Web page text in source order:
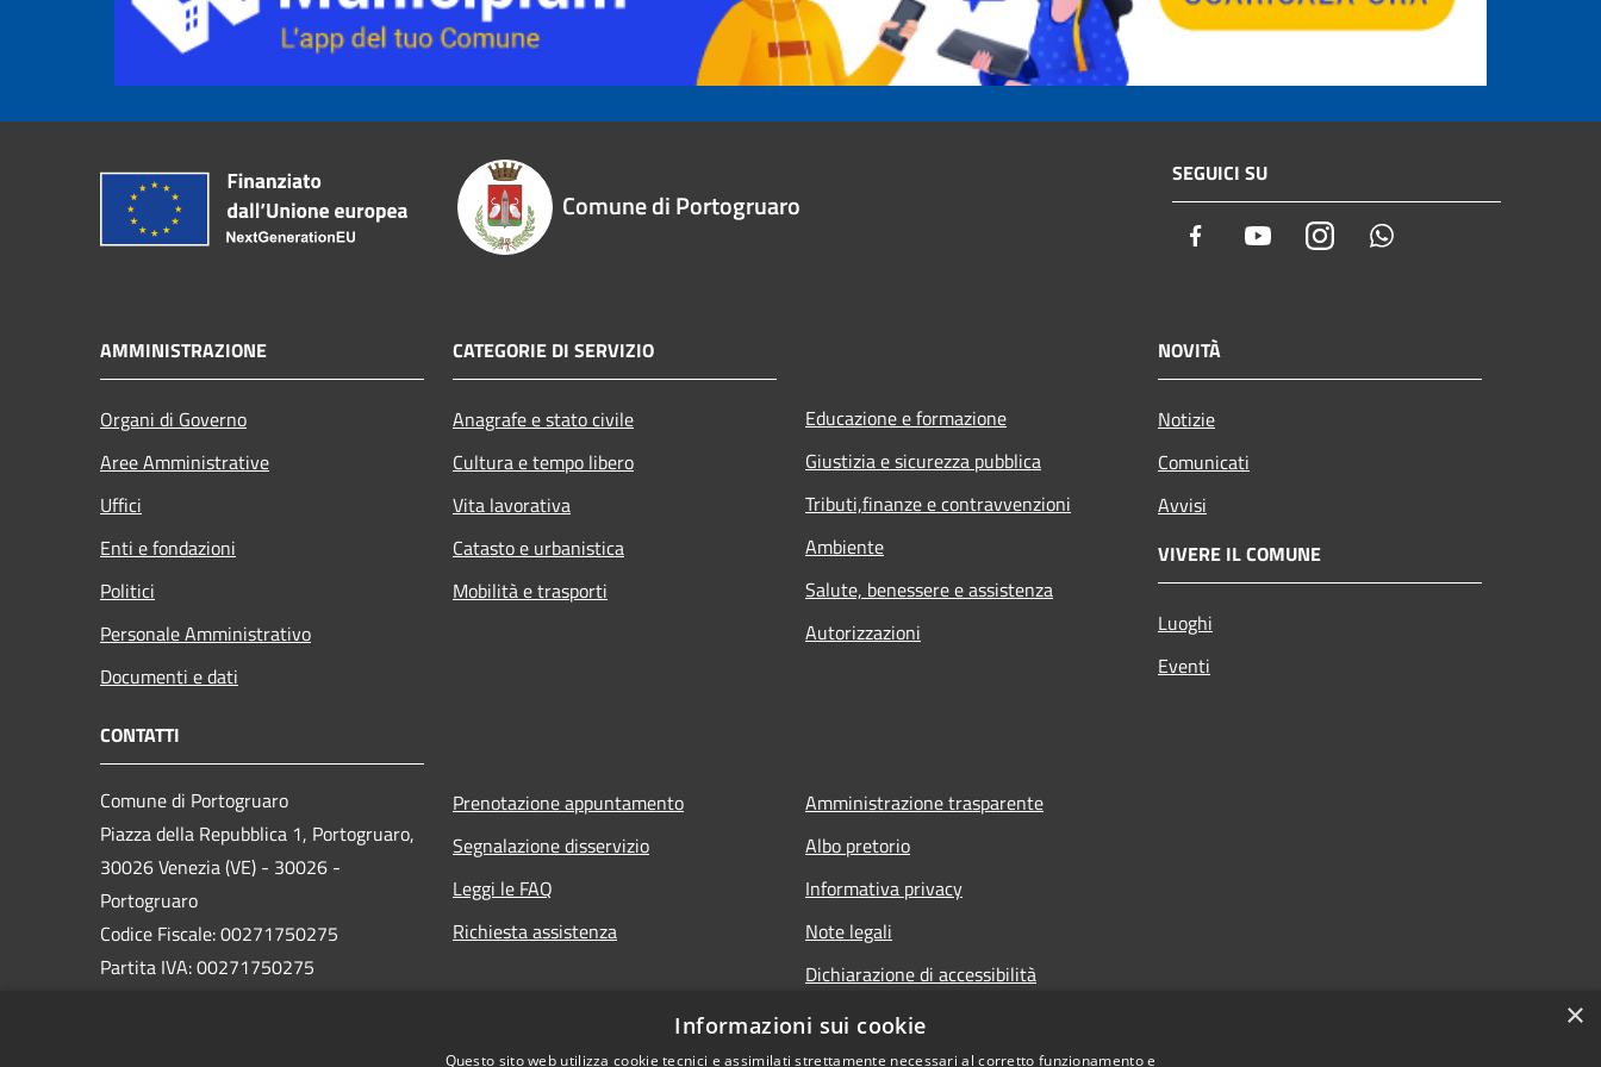
Comune di Portogruaro
SEGUICI SU
Facebook YoutubeInstagram
AMMINISTRAZIONE
Organi di Governo
Aree Amministrative
Uffici
Enti e fondazioni
Politici
Personale Amministrativo
Documenti e dati
CATEGORIE DI SERVIZIO
Anagrafe e stato civile
Cultura e tempo libero
Vita lavorativa
Catasto e urbanistica
Mobilità e trasporti
Educazione e formazione
Giustizia e sicurezza pubblica
Tributi,finanze e contravvenzioni
Ambiente
Salute, benessere e assistenza
Autorizzazioni
NOVITÀ
Notizie
Comunicati
Avvisi
VIVERE IL COMUNE
Luoghi
Eventi
CONTATTI
Comune di Portogruaro
Piazza della Repubblica 1, Portogruaro,
30026 Venezia (VE) - 30026 -
Portogruaro
Codice Fiscale: 00271750275
Partita IVA: 00271750275
Prenotazione appuntamento
Segnalazione disservizio
Leggi le FAQ
Richiesta assistenza
Amministrazione trasparente
Albo pretorio
Informativa privacy
Note legali
Dichiarazione di accessibilità
×
Informazioni sui cookie
Questo sito web utilizza cookie tecnici e assimilati strettamente necessari al corretto funzionamento e